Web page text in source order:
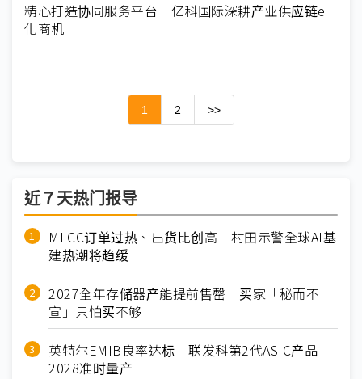
精心打造协同服务平台 亿科国际深耕产业供应链e
化商机
1 2 >>
近７天热门报导
MLCC订单过热、出货比创高 村田示警全球AI基
建热潮将趋缓
2027全年存储器产能提前售罄 买家「秘而不
宣」只怕买不够
英特尔EMIB良率达标 联发科第2代ASIC产品
2028准时量产